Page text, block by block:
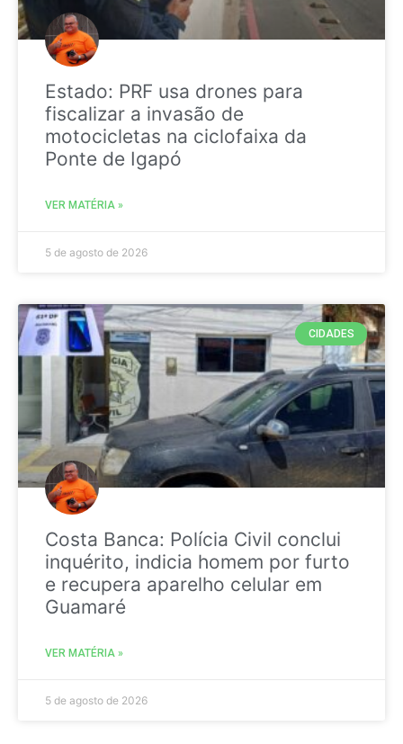
Estado: PRF usa drones para
fiscalizar a invasão de
motocicletas na ciclofaixa da
Ponte de Igapó
VER MATÉRIA »
5 de agosto de 2026
CIDADES
Costa Banca: Polícia Civil conclui
inquérito, indicia homem por furto
e recupera aparelho celular em
Guamaré
VER MATÉRIA »
5 de agosto de 2026